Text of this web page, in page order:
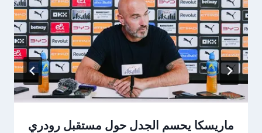
ماريسكا يحسم الجدل حول مستقبل رودري